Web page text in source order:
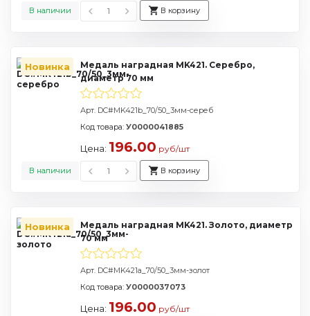
В наличии В корзину
Новинка
Медаль наградная MK421. Серебро,
диаметр 70 мм
Арт. DC#MK421b_70/50_3мм-сереб
В наличии
Код товара: У0000041885
Цена: 196.00 руб/шт
В корзину
Новинка
Медаль наградная MK421. Золото, диаметр
70 мм
Арт. DC#MK421a_70/50_3мм-золот
Код товара: У0000037073
Цена: 196.00 руб/шт